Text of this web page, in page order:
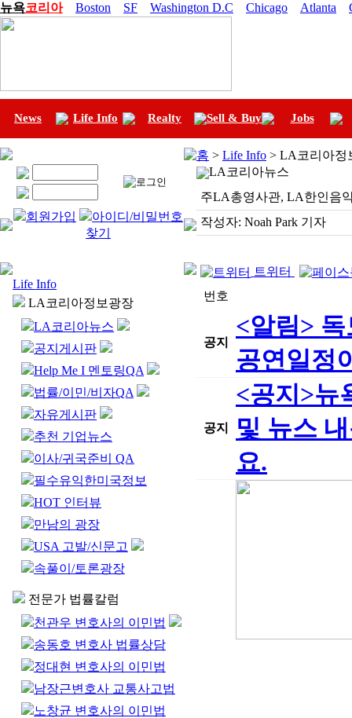
뉴욕코리아 Boston SF Washington D.C Chicago Atlanta
News Life Info Realty Sell & Buy Jobs
회원가입
아이디/비밀번호
찾기
Life Info
LA코리아정보광장
LA코리아뉴스
공지게시판
Help Me I 멘토링QA
법률/이민/비자QA
자유게시판
추천 기업뉴스
이사/귀국준비 QA
필수유익한미국정보
HOT 인터뷰
만남의 광장
USA 고발/신문고
속풀이/토론광장
전문가 법률칼럼
천관우 변호사의 이민법
송동호 변호사 법률상담
정대현 변호사의 이민법
남장근변호사 교통사고법
노창균 변호사의 이민법
홈 > Life Info > LA코리아정
LA코리아뉴스
주LA총영사관, LA한인음
작성자: Noah Park 기자
트위터
번호
공지
<알림>
공연일정
공지
<공지>뉴
및 뉴스
요.